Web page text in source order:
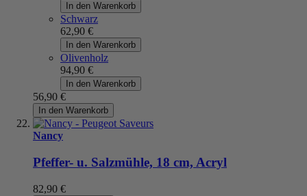
In den Warenkorb
Schwarz
62,90 €
In den Warenkorb
Olivenholz
94,90 €
In den Warenkorb
56,90 €
In den Warenkorb
Nancy
Pfeffer- u. Salzmühle, 18 cm, Acryl
82,90 €